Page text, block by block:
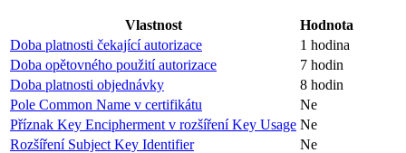
Vlastnost
Hodnota
Doba platnosti čekající autorizace
1 hodina
Doba opětovného použití autorizace
7 hodin
Doba platnosti objednávky
8 hodin
Pole Common Name v certifikátu
Ne
Příznak Key Encipherment v rozšíření Key Usage Ne
Rozšíření Subject Key Identifier
Ne